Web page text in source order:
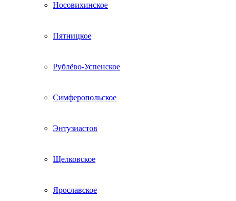
Носовихинское
Пятницкое
Рублёво-Успенское
Симферопольское
Энтузиастов
Щелковское
Ярославское